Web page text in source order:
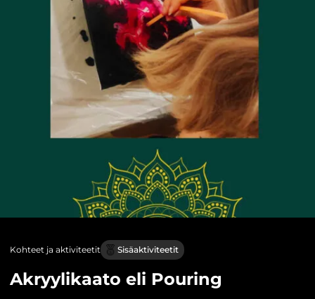
Kohteet ja aktiviteetit Sisäaktiviteetit
Akryylikaato eli Pouring